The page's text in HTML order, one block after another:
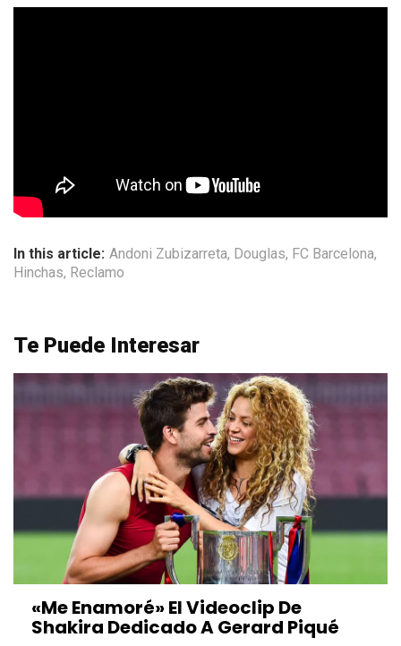
In this article: Andoni Zubizarreta, Douglas, FC Barcelona,
Hinchas, Reclamo
Te Puede Interesar
«Me Enamoré» El Videoclip De
Shakira Dedicado A Gerard Piqué